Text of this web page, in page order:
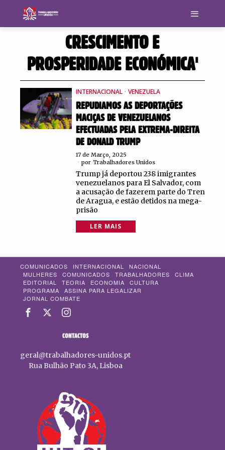
CRESCIMENTO E
PROSPERIDADE ECONÓMICA'
INTERNACIONAL · VENEZUELA
REPUDIAMOS AS DEPORTAÇÕES
MACIÇAS DE VENEZUELANOS
EFECTUADAS PELA EXTREMA-DIREITA
DE DONALD TRUMP
17 de Março, 2025
por Trabalhadores Unidos
Trump já deportou 238 imigrantes
venezuelanos para El Salvador, com
a acusação de fazerem parte do Tren
de Aragua, e estão detidos na mega-
prisão
LER MAIS
COMUNICADOS INTERNACIONAL
NACIONAL
MULHERES
COMUNICADOS TRABALHADORES
CLIMA
EDITORIAL
TEORIA ECONOMIA
CULTURA
PROGRAMA
ASSINA PARA LEGALIZAR
JORNAL COMBATE
CONTACTOS
geral@trabalhadores-unidos.pt
Rua Bulhão Pato 3A, Lisboa